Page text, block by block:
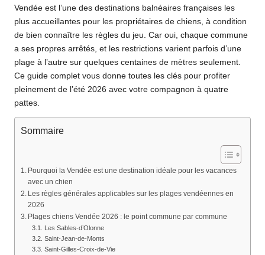
Vendée est l’une des destinations balnéaires françaises les
plus accueillantes pour les propriétaires de chiens, à condition
de bien connaître les règles du jeu. Car oui, chaque commune
a ses propres arrêtés, et les restrictions varient parfois d’une
plage à l’autre sur quelques centaines de mètres seulement.
Ce guide complet vous donne toutes les clés pour profiter
pleinement de l’été 2026 avec votre compagnon à quatre
pattes.
Sommaire
Pourquoi la Vendée est une destination idéale pour les vacances
avec un chien
Les règles générales applicables sur les plages vendéennes en
2026
Plages chiens Vendée 2026 : le point commune par commune
Les Sables-d’Olonne
Saint-Jean-de-Monts
Saint-Gilles-Croix-de-Vie